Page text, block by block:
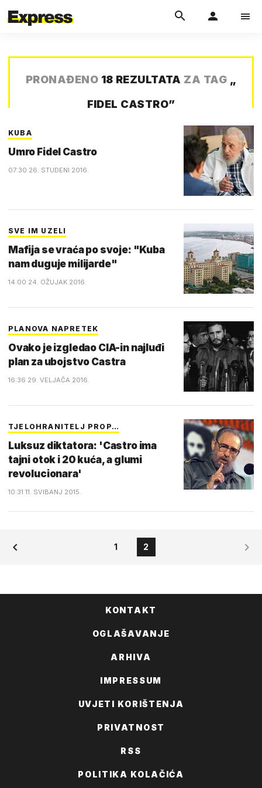
PRONAĐENO 18 REZULTATA ZA TAG „
FIDEL CASTRO”
KUBA
Umro Fidel Castro
07:30 26. STUDENI 2016.
SVE IM UZELI
Mafija se vraća po svoje: "Kuba
nam duguje milijarde"
14:00 24. OŽUJAK 2016.
PLANOVA NAPRETEK
Ovako je izgledao CIA-in najluđi
plan za ubojstvo Castra
16:36 29. VELJAČA 2016.
TJELOHRANITELJ PROP…
Luksuz diktatora: 'Castro ima
tajni otok i 20 kuća, a glumi
revolucionara'
10:31 11. SVIBANJ 2015.
1 2
KONTAKT
OGLAŠAVANJE
ARHIVA
IMPRESSUM
UVJETI KORIŠTENJA
PRIVATNOST
RSS
POLITIKA KOLAČIĆA